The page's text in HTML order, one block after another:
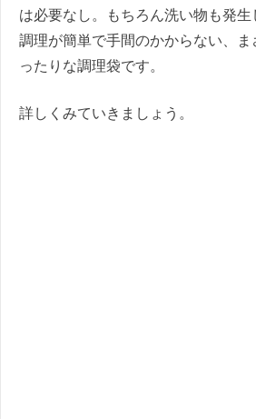
は必要なし。もちろん洗い物も発生
調理が簡単で手間のかからない、
ったりな調理袋です。
詳しくみていきましょう。